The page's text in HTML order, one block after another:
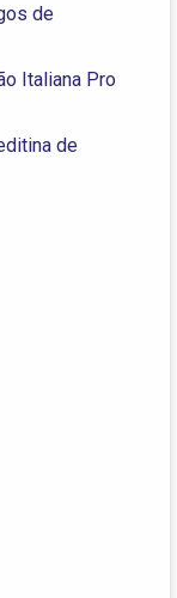
de
Italiana Pro
de